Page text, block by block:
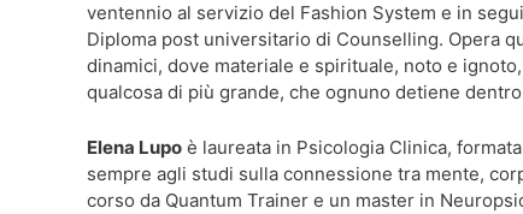
ventennio al servizio del Fashion System e in
Diploma post universitario di Counselling. Opera
dinamici, dove materiale e spirituale, noto e
qualcosa di più grande, che ognuno detiene
Elena Lupo è laureata in Psicologia Clinica,
sempre agli studi sulla connessione tra mente,
corso da Quantum Trainer e un master in